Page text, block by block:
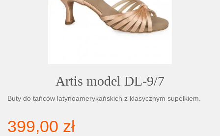
Artis model DL-9/7
Buty do tańców latynoamerykańskich z klasycznym supełkiem.
399,00 zł